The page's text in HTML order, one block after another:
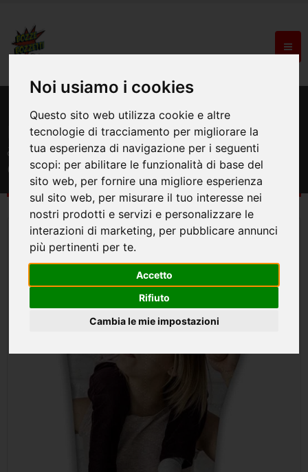
Noi usiamo i cookies
Questo sito web utilizza cookie e altre
tecnologie di tracciamento per migliorare la
tua esperienza di navigazione per i seguenti
scopi: per abilitare le funzionalità di base del
sito web, per fornire una migliore esperienza
sul sito web, per misurare il tuo interesse nei
nostri prodotti e servizi e personalizzare le
interazioni di marketing, per pubblicare annunci
più pertinenti per te.
Accetto
Rifiuto
Cambia le mie impostazioni
Festa della mamma: Gadget ed
accessori personalizzati per la Festa
della Mamma